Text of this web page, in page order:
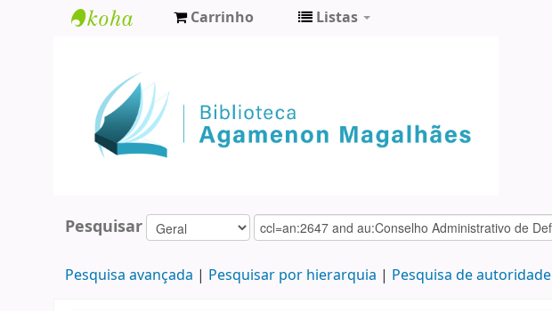
Agamenon
Magalhães
Carrinho Listas
Pesquisar
Pesquisa avançada Pesquisar por hierarquia Pesquisa de autoridade